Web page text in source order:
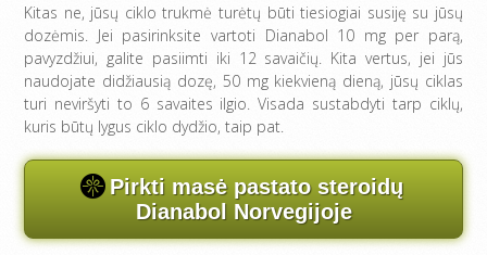
Kitas ne, jūsų ciklo trukmė turėtų būti tiesiogiai susiję su jūsų
dozėmis. Jei pasirinksite vartoti Dianabol 10 mg per parą,
pavyzdžiui, galite pasiimti iki 12 savaičių. Kita vertus, jei jūs
naudojate didžiausią dozę, 50 mg kiekvieną dieną, jūsų ciklas
turi neviršyti to 6 savaites ilgio. Visada sustabdyti tarp ciklų,
kuris būtų lygus ciklo dydžio, taip pat.
Pirkti masė pastato steroidų
Dianabol Norvegijoje